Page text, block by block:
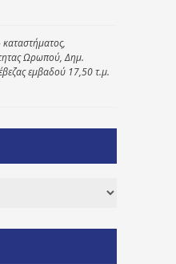
Ωρωπού, Δημ.
εμβαδού 17,50 τ.μ.